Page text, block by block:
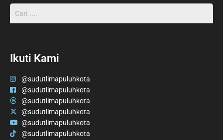
Ikuti Kami
@sudutlimapuluhkota
@sudutlimapuluhkota
@sudutlimapuluhkota
@sudutlimapuluhkota
@sudutlimapuluhkota
@sudutlimapuluhkota